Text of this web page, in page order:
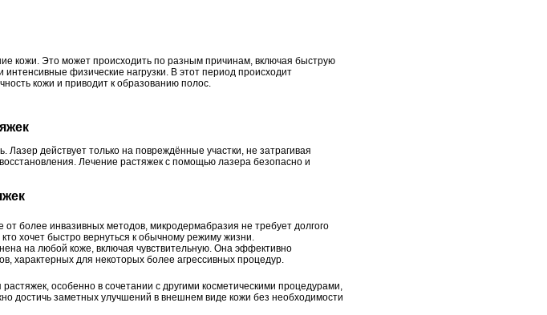
кожи. Это может происходить по разным причинам, включая быструю
физические нагрузки. В этот период происходит
кожи и приводит к образованию полос.
действует только на повреждённые участки, не затрагивая
Лечение растяжек с помощью лазера безопасно и
от более инвазивных методов, микродермабразия не требует долгого
хочет быстро вернуться к обычному режиму жизни.
на любой коже, включая чувствительную. Она эффективно
характерных для некоторых более агрессивных процедур.
особенно в сочетании с другими косметическими процедурами,
достичь заметных улучшений в внешнем виде кожи без необходимости